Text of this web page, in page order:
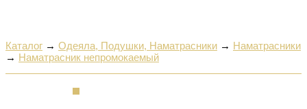
Каталог → Одеяла, Подушки, Наматрасники → Наматрасники
→ Наматрасник непромокаемый